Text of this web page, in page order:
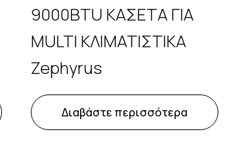
9000BTU ΚΑΣΕΤΑ ΓΙΑ
MULTI ΚΛΙΜΑΤΙΣΤΙΚΑ
Zephyrus
Διαβάστε περισσότερα